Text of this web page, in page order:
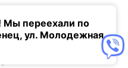
Мы переехали по
ул. Молодежная,